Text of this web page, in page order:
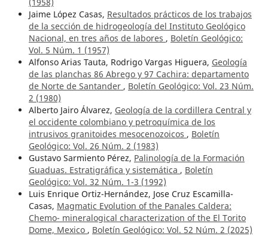
Jaime López Casas, Resultados prácticos de los trabajos
de la sección de hidrogeología del Instituto Geológico
Nacional, en tres años de labores , Boletín Geológico:
Vol. 5 Núm. 1 (1957)
Alfonso Arias Tauta, Rodrigo Vargas Higuera, Geología
de las planchas 86 Abrego y 97 Cachira: departamento
de Norte de Santander , Boletín Geológico: Vol. 23 Núm.
2 (1980)
Alberto Jairo Álvarez, Geología de la cordillera Central y
el occidente colombiano y petroquímica de los
intrusivos granitoides mesocenozoicos , Boletín
Geológico: Vol. 26 Núm. 2 (1983)
Gustavo Sarmiento Pérez, Palinología de la Formación
Guaduas. Estratigráfica y sistemática , Boletín
Geológico: Vol. 32 Núm. 1-3 (1992)
Luis Enrique Ortiz-Hernández, Jose Cruz Escamilla-
Casas, Magmatic Evolution of the Panales Caldera:
Chemo- mineralogical characterization of the El Torito
Dome, Mexico , Boletín Geológico: Vol. 52 Núm. 2 (2025)